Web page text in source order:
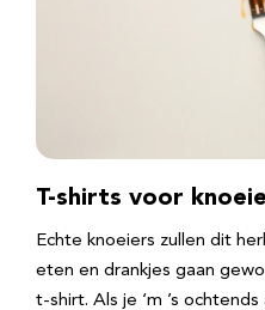
T-shirts voor
Echte knoeiers zullen dit
eten en drankjes gaan
t-shirt. Als je ‘m ’s